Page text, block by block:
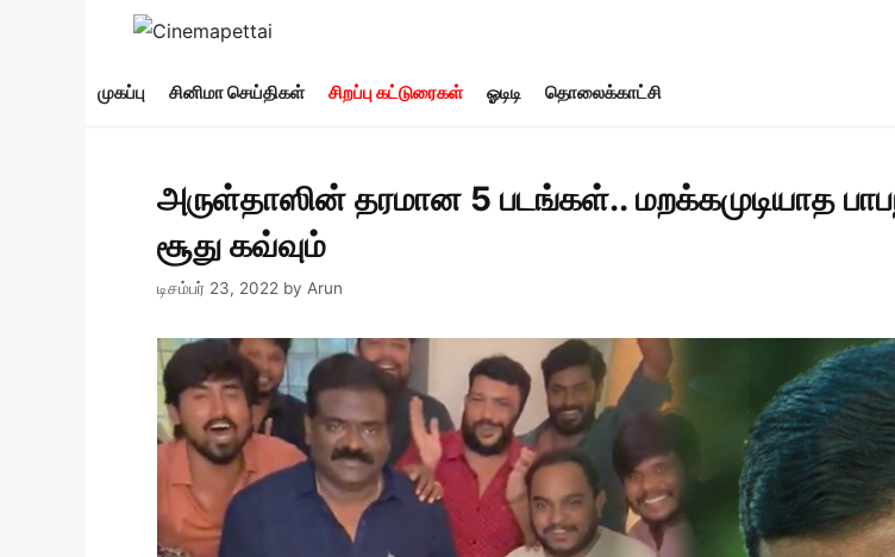
முகப்பு சினிமா செய்திகள் சிறப்பு கட்டுரைகள் ஓடிடி தொலைக்காட்சி
அருள்தாஸின் தரமான 5 படங்கள்.. மறக்கமுடியாத
சூது கவ்வும்
டிசம்பர் 23, 2022 by Arun